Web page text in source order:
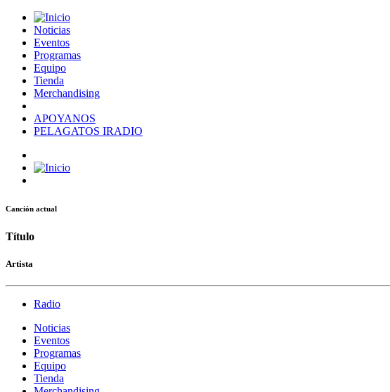
Noticias
Eventos
Programas
Equipo
Tienda
Merchandising
APOYANOS
PELAGATOS IRADIO
Canción actual
Título
Artista
Radio
Noticias
Eventos
Programas
Equipo
Tienda